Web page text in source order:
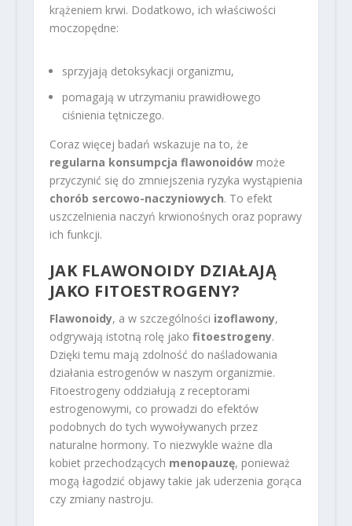
krążeniem krwi. Dodatkowo, ich właściwości
moczopędne:
sprzyjają detoksykacji organizmu,
pomagają w utrzymaniu prawidłowego
ciśnienia tętniczego.
Coraz więcej badań wskazuje na to, że
regularna konsumpcja flawonoidówmoże
przyczynić się do zmniejszenia ryzyka wystąpienia
chorób sercowo-naczyniowych. To efekt
uszczelnienia naczyń krwionośnych oraz poprawy
ich funkcji.
JAK FLAWONOIDY DZIAŁAJĄ
JAKO FITOESTROGENY?
Flawonoidy, a w szczególności izoflawony,
odgrywają istotną rolę jako fitoestrogeny.
Dzięki temu mają zdolność do naśladowania
działania estrogenów w naszym organizmie.
Fitoestrogeny oddziałują z receptorami
estrogenowymi, co prowadzi do efektów
podobnych do tych wywoływanych przez
naturalne hormony. To niezwykle ważne dla
kobiet przechodzących menopauzę, ponieważ
mogą łagodzić objawy takie jak uderzenia gorąca
czy zmiany nastroju.